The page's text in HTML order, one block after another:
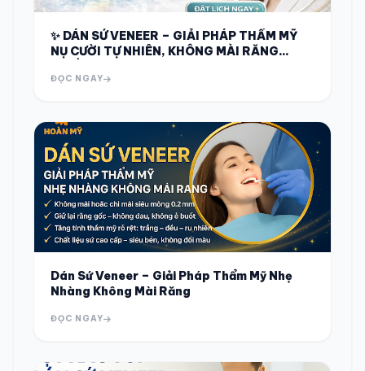
✨ DÁN SỨ VENEER – GIẢI PHÁP THẨM MỸ
NỤ CƯỜI TỰ NHIÊN, KHÔNG MÀI RĂNG
ĐỌC NGAY
Dán Sứ Veneer – Giải Pháp Thẩm Mỹ Nhẹ
Nhàng Không Mài Răng
ĐỌC NGAY